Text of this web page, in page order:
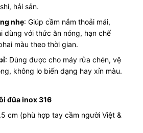
hải sản.
nhẹ: Giúp cầm nắm thoải mái,
dùng với thức ăn nóng, hạn chế
màu theo thời gian.
: Dùng được cho máy rửa chén, vệ
không lo biến dạng hay xỉn màu.
đũa inox 316
cm (phù hợp tay cầm người Việt &